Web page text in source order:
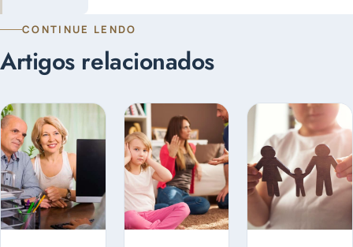
CONTINUE LENDO
Artigos relacionados